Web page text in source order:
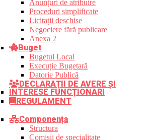
Anunțuri de atribuire
Proceduri simplificate
Licitații deschise
Negociere fără publicare
Anexa 2
Buget
Bugetul Local
Execuție Bugetară
Datorie Publică
DECLARAȚII DE AVERE ȘI
INTERESE FUNCȚIONARI
REGULAMENT
Componența
Structura
Comisii de specialitate